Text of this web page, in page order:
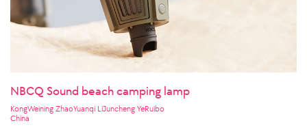
NBCQ Sound beach camping lamp
KongWeining ZhaoYuanqi LiJuncheng YeRuibo
China